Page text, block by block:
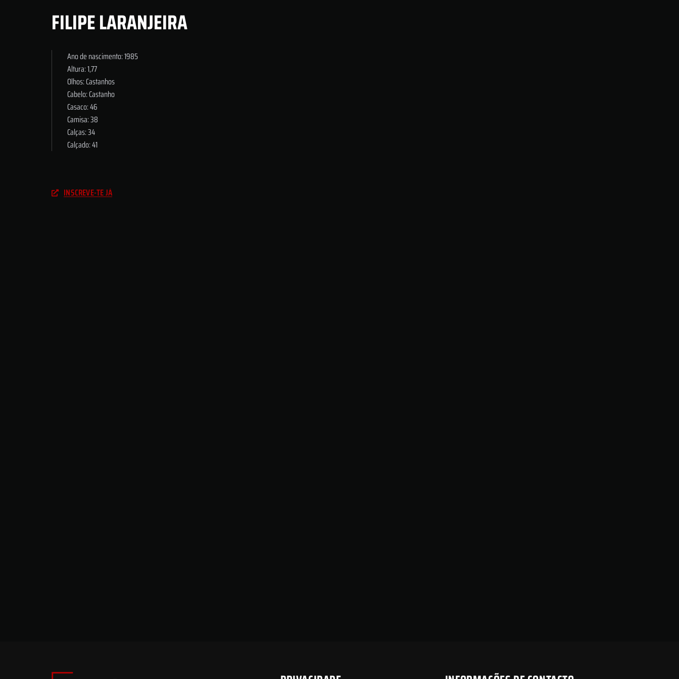
FILIPE LARANJEIRA
Ano de nascimento: 1985
Altura: 1,77
Olhos: Castanhos
Cabelo: Castanho
Casaco: 46
Camisa: 38
Calças: 34
Calçado: 41
INSCREVE-TE JÁ